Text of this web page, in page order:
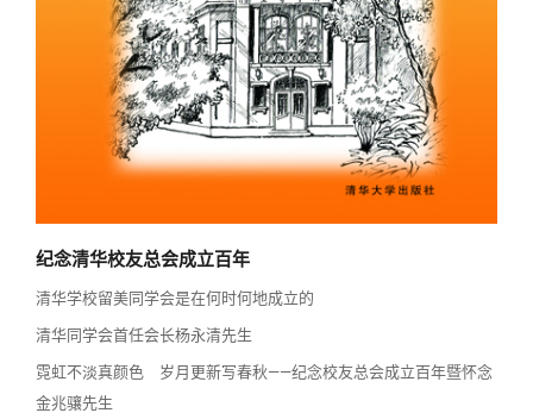
校友视界
理事会名单
制度法规
联系我们
纪念清华校友总会成立百年
清华学校留美同学会是在何时何地成立的
清华同学会首任会长杨永清先生
霓虹不淡真颜色 岁月更新写春秋——纪念校友总会成立百年暨怀念
金兆骧先生